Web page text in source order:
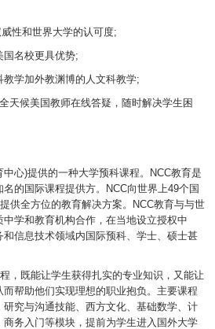
性和世界大学的认可度;
名校更具优势;
学加外教渊博的人文科教学;
天候美国教师在线答疑，随时解决学生困
中心)提供的一种大学预科课程。NCC教育是
的国际课程提供方。NCC向世界上49个国
供全方位的教育解决方案。NCC教育与与世
学和教育机构合作，在当地设立授权中
信息技术领域内国际预科、学士、硕士甚
，既能让学生获得扎实的专业知识，又能让
帮助他们实现理想的职业抱负。主要课程
究与沟通技能、西方文化、基础数学、计
务入门等模块，提前为学生进入国外大学